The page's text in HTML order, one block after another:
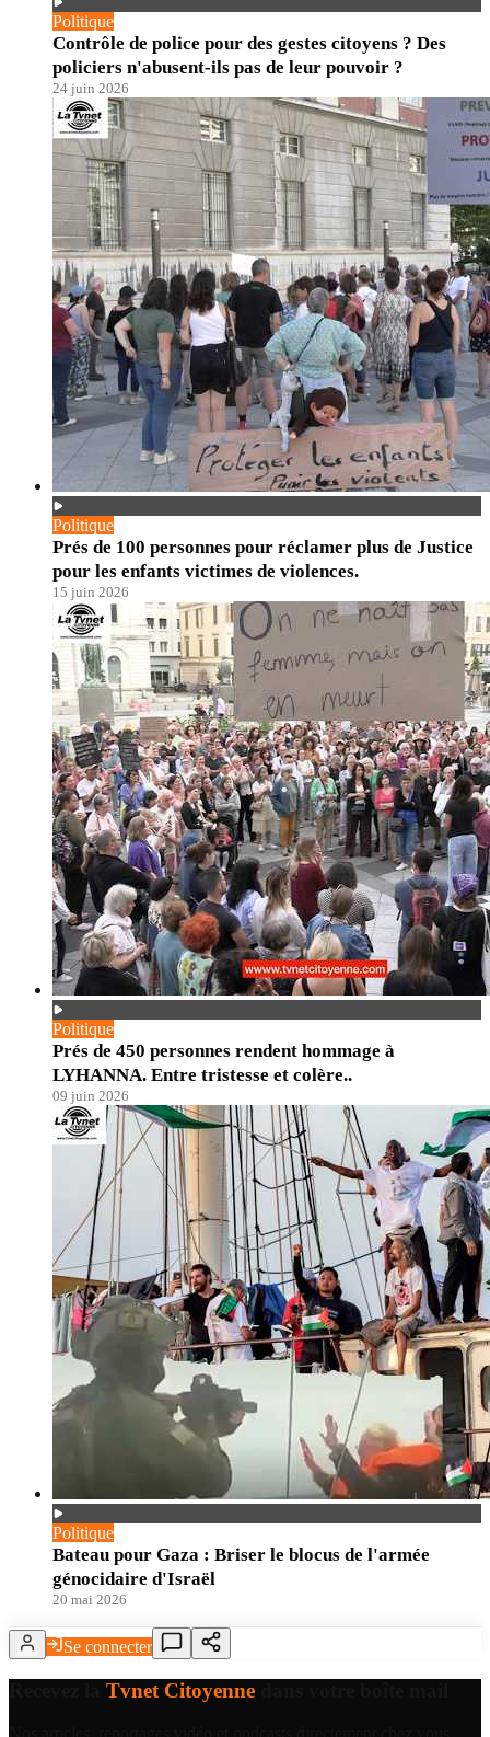
Politique
Contrôle de police pour des gestes citoyens ? Des
policiers n'abusent-ils pas de leur pouvoir ?
24 juin 2026
Politique
Prés de 100 personnes pour réclamer plus de Justice
pour les enfants victimes de violences.
15 juin 2026
Politique
Prés de 450 personnes rendent hommage à
LYHANNA. Entre tristesse et colère..
09 juin 2026
Politique
Bateau pour Gaza : Briser le blocus de l'armée
génocidaire d'Israël
20 mai 2026
Se connecter
Tvnet Citoyenne